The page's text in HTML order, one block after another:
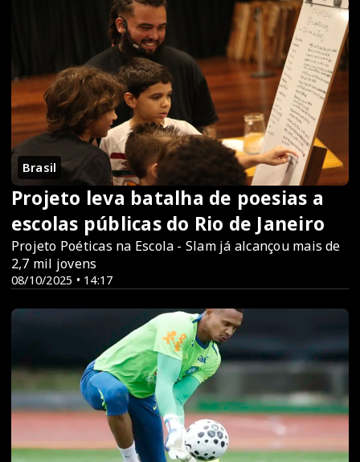
Brasil
08/10/2025 • 14:17
Projeto leva batalha de poesias a
escolas públicas do Rio de Janeiro
Projeto Poéticas na Escola - Slam já alcançou mais de
2,7 mil jovens